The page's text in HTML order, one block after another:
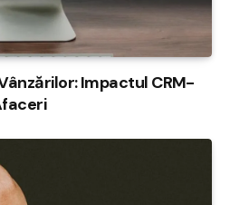
Impactul CRM-